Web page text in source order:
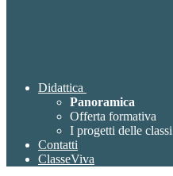
Didattica
Panoramica
Offerta formativa
I progetti delle classi
Contatti
ClasseViva